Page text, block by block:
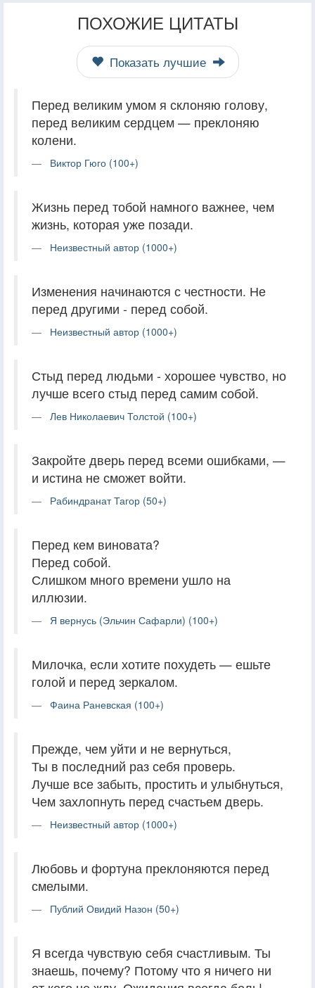
ПОХОЖИЕ ЦИТАТЫ
Показать лучшие
Перед великим умом я склоняю голову,
перед великим сердцем — преклоняю
колени.
Виктор Гюго (100+)
Жизнь перед тобой намного важнее, чем
жизнь, которая уже позади.
Неизвестный автор (1000+)
Изменения начинаются с честности. Не
перед другими - перед собой.
Неизвестный автор (1000+)
Стыд перед людьми - хорошее чувство, но
лучше всего стыд перед самим собой.
Лев Николаевич Толстой (100+)
Закройте дверь перед всеми ошибками, —
и истина не сможет войти.
Рабиндранат Тагор (50+)
Перед кем виновата?
Перед собой.
Слишком много времени ушло на
иллюзии.
Я вернусь (Эльчин Сафарли) (100+)
Милочка, если хотите похудеть — ешьте
голой и перед зеркалом.
Фаина Раневская (100+)
Прежде, чем уйти и не вернуться,
Ты в последний раз себя проверь.
Лучше все забыть, простить и улыбнуться,
Чем захлопнуть перед счастьем дверь.
Неизвестный автор (1000+)
Любовь и фортуна преклоняются перед
смелыми.
Публий Овидий Назон (50+)
Я всегда чувствую себя счастливым. Ты
знаешь, почему? Потому что я ничего ни